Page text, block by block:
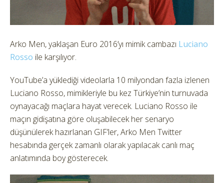
Arko Men, yaklaşan Euro 2016’yı mimik cambazı Luciano
Rosso ile karşılıyor.
YouTube’a yüklediği videolarla 10 milyondan fazla izlenen
Luciano Rosso, mimikleriyle bu kez Türkiye’nin turnuvada
oynayacağı maçlara hayat verecek. Luciano Rosso ile
maçın gidişatına göre oluşabilecek her senaryo
düşünülerek hazırlanan GIF’ler, Arko Men Twitter
hesabında gerçek zamanlı olarak yapılacak canlı maç
anlatımında boy gösterecek.